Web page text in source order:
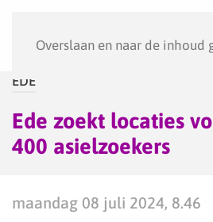
Overslaan en naar de inhoud
EDE
Ede zoekt locaties
400 asielzoekers
maandag 08 juli 2024, 8.46